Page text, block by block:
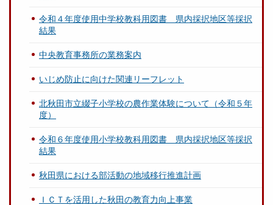
令和４年度使用中学校教科用図書 県内採択地区等採択
結果
中央教育事務所の業務案内
いじめ防止に向けた関連リーフレット
北秋田市立綴子小学校の農作業体験について（令和５年
度）
令和６年度使用小学校教科用図書 県内採択地区等採択
結果
秋田県における部活動の地域移行推進計画
ＩＣＴを活用した秋田の教育力向上事業